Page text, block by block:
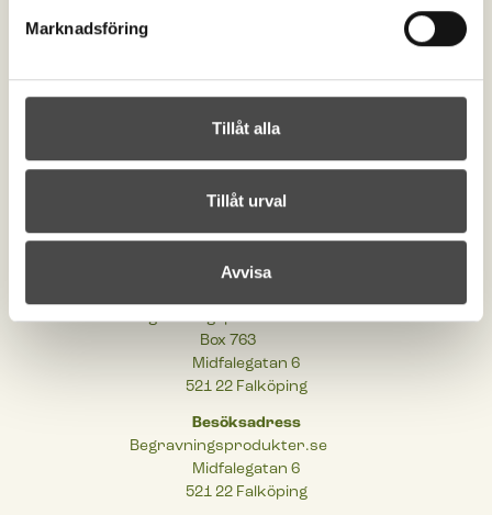
Marknadsföring
Tillåt alla
Tillåt urval
Avvisa
Kontakta oss
order@begravningsprodukter.se
Om begravningsprodukter
Cookies
Integritetspolicy
Begravningsprodukter.se
Box 763
Midfalegatan 6
521 22 Falköping
Besöksadress
Begravningsprodukter.se
Midfalegatan 6
521 22 Falköping